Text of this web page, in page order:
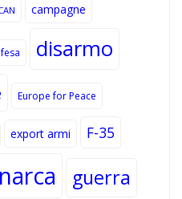
campagne
disarmo
Europe for Peace
export armi F-35
guerra